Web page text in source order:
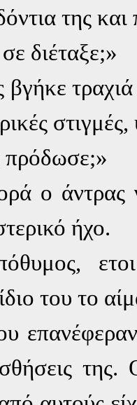
της
διέταξε;»
τραχιά
ο άντρας
ήχο.
του το